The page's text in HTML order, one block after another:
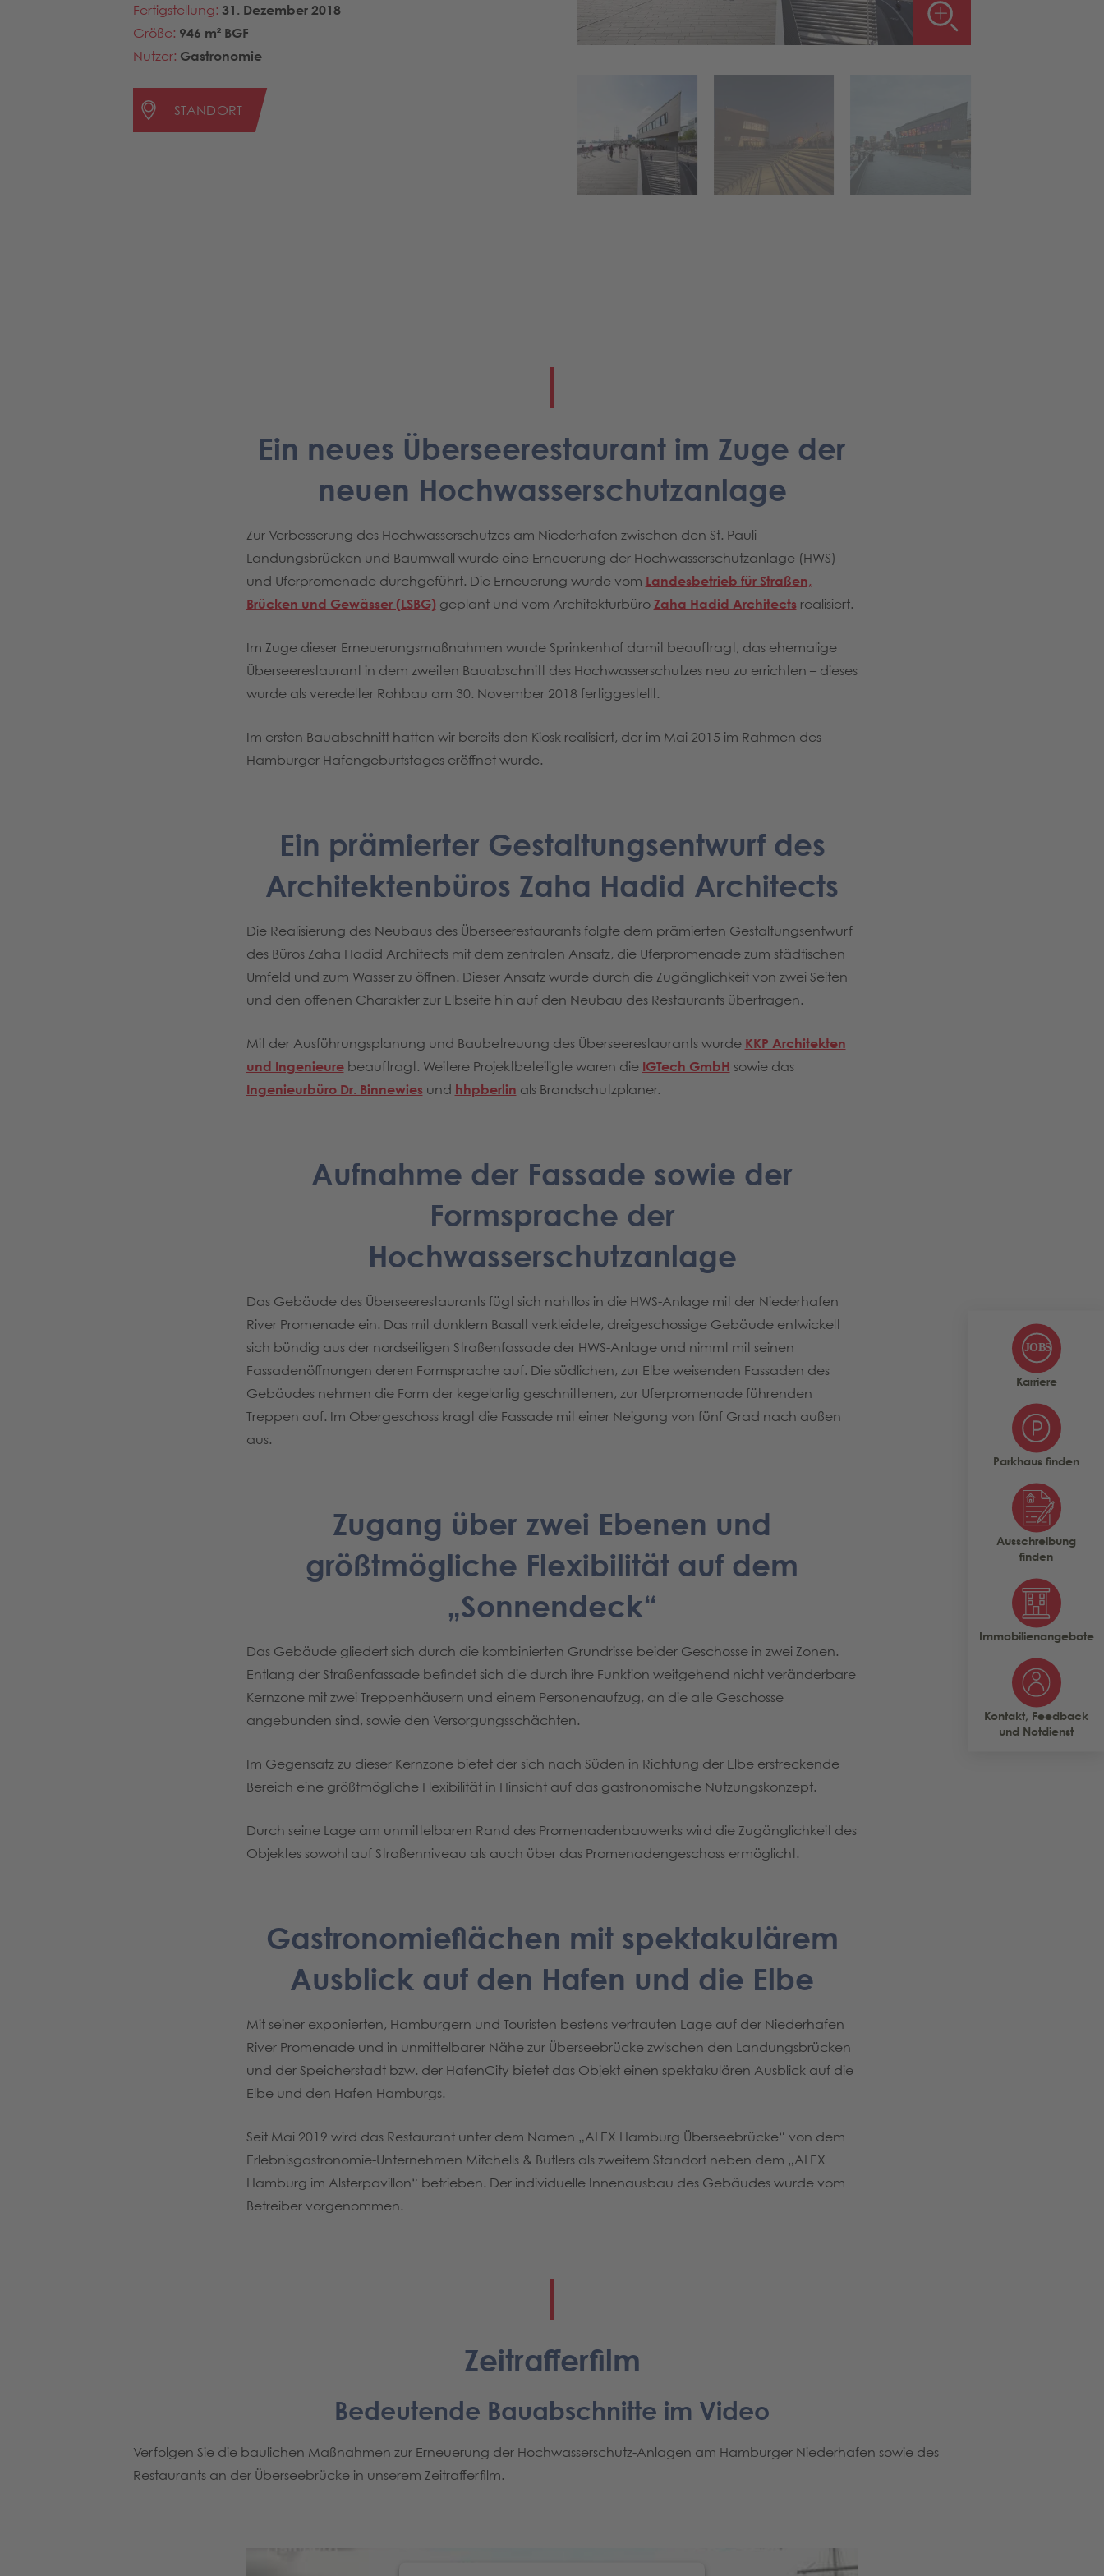
Karriere
Parkhaus finden
Ausschreibung
finden
Immobilienangebote
Kontakt, Feedback
und Notdienst
Fertigstellung: 31. Dezember 2018
Größe: 946 m² BGF
Nutzer: Gastronomie
STANDORT
Ein neues Überseerestaurant im Zuge der
neuen Hochwasserschutzanlage
Zur Verbesserung des Hochwasserschutzes am Niederhafen zwischen den St. Pauli
Landungsbrücken und Baumwall wurde eine Erneuerung der Hochwasserschutzanlage (HWS)
und Uferpromenade durchgeführt. Die Erneuerung wurde vom Landesbetrieb für Straßen,
Brücken und Gewässer (LSBG)geplant und vom Architekturbüro Zaha Hadid Architectsrealisiert.
Im Zuge dieser Erneuerungsmaßnahmen wurde Sprinkenhof damit beauftragt, das ehemalige
Überseerestaurant in dem zweiten Bauabschnitt des Hochwasserschutzes neu zu errichten – dieses
wurde als veredelter Rohbau am 30. November 2018 fertiggestellt.
Im ersten Bauabschnitt hatten wir bereits den Kiosk realisiert, der im Mai 2015 im Rahmen des
Hamburger Hafengeburtstages eröffnet wurde.
Ein prämierter Gestaltungsentwurf des
Architektenbüros Zaha Hadid Architects
Die Realisierung des Neubaus des Überseerestaurants folgte dem prämierten Gestaltungsentwurf
des Büros Zaha Hadid Architects mit dem zentralen Ansatz, die Uferpromenade zum städtischen
Umfeld und zum Wasser zu öffnen. Dieser Ansatz wurde durch die Zugänglichkeit von zwei Seiten
und den offenen Charakter zur Elbseite hin auf den Neubau des Restaurants übertragen.
Mit der Ausführungsplanung und Baubetreuung des Überseerestaurants wurde KKP Architekten
und Ingenieurebeauftragt. Weitere Projektbeteiligte waren die IGTech GmbH sowie das
Ingenieurbüro Dr. Binnewiesund hhpberlin als Brandschutzplaner.
Aufnahme der Fassade sowie der
Formsprache der
Hochwasserschutzanlage
Das Gebäude des Überseerestaurants fügt sich nahtlos in die HWS-Anlage mit der Niederhafen
River Promenade ein. Das mit dunklem Basalt verkleidete, dreigeschossige Gebäude entwickelt
sich bündig aus der nordseitigen Straßenfassade der HWS-Anlage und nimmt mit seinen
Fassadenöffnungen deren Formsprache auf. Die südlichen, zur Elbe weisenden Fassaden des
Gebäudes nehmen die Form der kegelartig geschnittenen, zur Uferpromenade führenden
Treppen auf. Im Obergeschoss kragt die Fassade mit einer Neigung von fünf Grad nach außen
aus.
Zugang über zwei Ebenen und
größtmögliche Flexibilität auf dem
„Sonnendeck“
Das Gebäude gliedert sich durch die kombinierten Grundrisse beider Geschosse in zwei Zonen.
Entlang der Straßenfassade befindet sich die durch ihre Funktion weitgehend nicht veränderbare
Kernzone mit zwei Treppenhäusern und einem Personenaufzug, an die alle Geschosse
angebunden sind, sowie den Versorgungsschächten.
Im Gegensatz zu dieser Kernzone bietet der sich nach Süden in Richtung der Elbe erstreckende
Bereich eine größtmögliche Flexibilität in Hinsicht auf das gastronomische Nutzungskonzept.
Durch seine Lage am unmittelbaren Rand des Promenadenbauwerks wird die Zugänglichkeit des
Objektes sowohl auf Straßenniveau als auch über das Promenadengeschoss ermöglicht.
Gastronomieflächen mit spektakulärem
Ausblick auf den Hafen und die Elbe
Mit seiner exponierten, Hamburgern und Touristen bestens vertrauten Lage auf der Niederhafen
River Promenade und in unmittelbarer Nähe zur Überseebrücke zwischen den Landungsbrücken
und der Speicherstadt bzw. der HafenCity bietet das Objekt einen spektakulären Ausblick auf die
Elbe und den Hafen Hamburgs.
Seit Mai 2019 wird das Restaurant unter dem Namen „ALEX Hamburg Überseebrücke“ von dem
Erlebnisgastronomie-Unternehmen Mitchells & Butlers als zweitem Standort neben dem „ALEX
Hamburg im Alsterpavillon“ betrieben. Der individuelle Innenausbau des Gebäudes wurde vom
Betreiber vorgenommen.
Zeitrafferfilm
Bedeutende Bauabschnitte im Video
Verfolgen Sie die baulichen Maßnahmen zur Erneuerung der Hochwasserschutz-Anlagen am Hamburger Niederhafen sowie des
Restaurants an der Überseebrücke in unserem Zeitrafferfilm.